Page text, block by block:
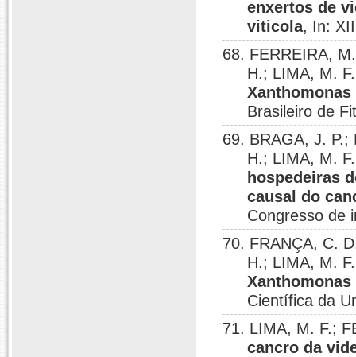
enxertos de
viticola, In:
68. FERREIRA,
H.; LIMA, M.
Brasileiro de
69. BRAGA, J. P.;
H.; LIMA, M.
hospedeiras
causal do
Congresso de
70. FRANÇA, C.
H.; LIMA, M.
Científica da
71. LIMA, M. F.;
cancro da